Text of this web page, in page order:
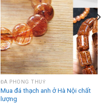
ĐÁ PHONG THUỶ
Mua đá thạch anh ở Hà Nội chất
lượng